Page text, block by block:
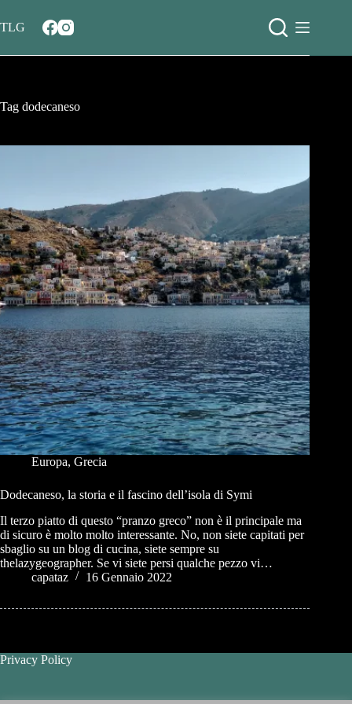
al
contenuto
TLG
Tag dodecaneso
Europa, Grecia
Dodecaneso, la storia e il fascino dell’isola di Symi
Il terzo piatto di questo “pranzo greco” non è il principale ma
di sicuro è molto molto interessante. No, non siete capitati per
sbaglio su un blog di cucina, siete sempre su
thelazygeographer. Se vi siete persi qualche pezzo vi…
capataz
16 Gennaio 2022
Privacy Policy